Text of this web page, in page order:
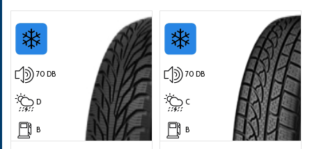
70 DB
D
B
70 DB
C
B